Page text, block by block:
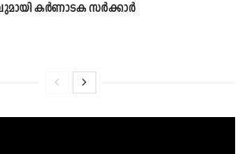
കർണാടക സ‍ർക്ക‍ാർ